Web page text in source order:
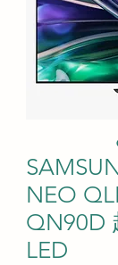
NEO
QN90D
LED